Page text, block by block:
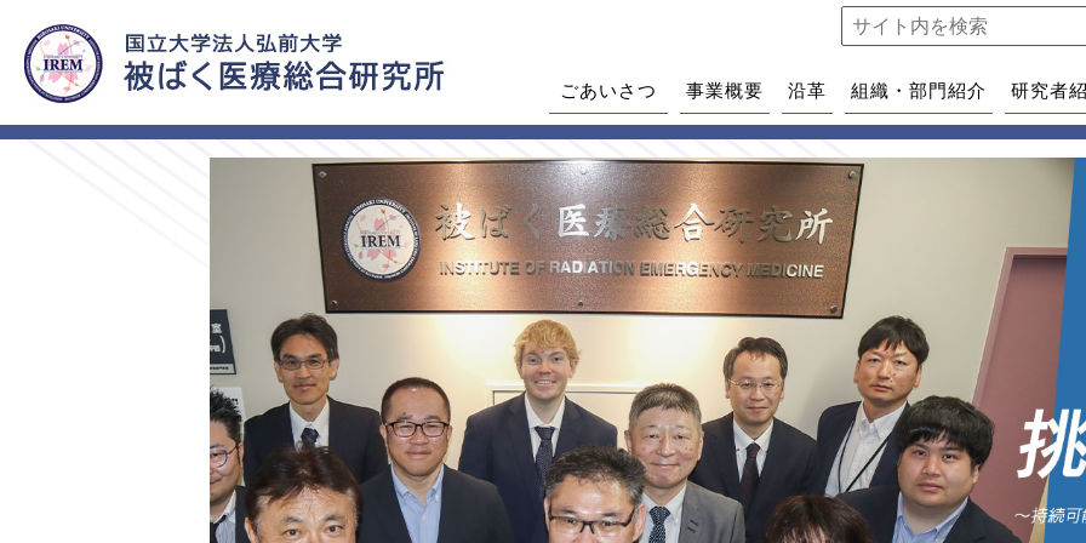
ごあいさつ 事業概要 沿革 組織・部門紹介 研究者